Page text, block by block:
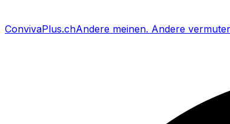
ConvivaPlus.chAndere meinen. Andere